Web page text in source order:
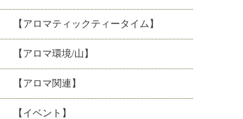
【アロマティックティータイム】
【アロマ環境/山】
【アロマ関連】
【イベント】